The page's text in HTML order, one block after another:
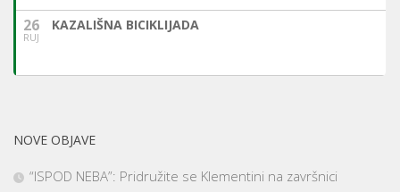
26
RUJ
KAZALIŠNA BICIKLIJADA
NOVE OBJAVE
“ISPOD NEBA”: Pridružite se Klementini na završnici